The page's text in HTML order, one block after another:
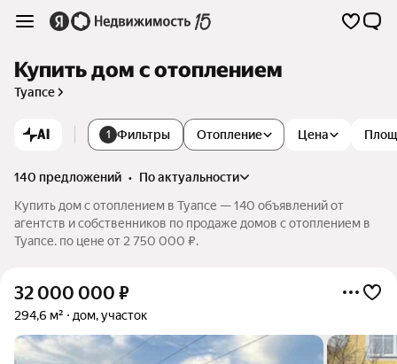
Купить дом с отоплением
Туапсе
AI 1 Фильтры Цена
Отопление
140 предложений •
по актуальности
Купить дом с отоплением в Туапсе — 140 объявлений от
агентств и собственников по продаже домов с отоплением в
Туапсе. по цене от 2 750 000 ₽.
32 000 000 ₽
294,6 м² дом, участок